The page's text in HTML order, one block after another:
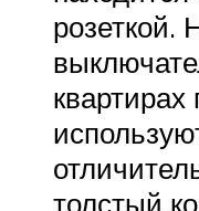
розеткой.
квартирах
толстый